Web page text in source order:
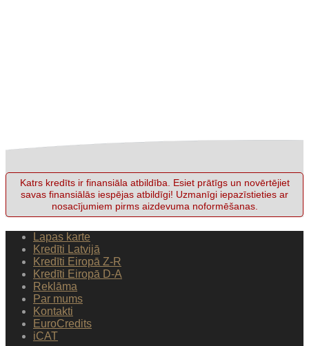
Katrs kredīts ir finansiāla atbildība. Esiet prātīgs un novērtējiet
savas finansiālās iespējas atbildīgi! Uzmanīgi iepazīstieties ar
nosacījumiem pirms aizdevuma noformēšanas.
Lapas karte
Kredīti Latvijā
Kredīti Eiropā Z-R
Kredīti Eiropā D-A
Reklāma
Par mums
Kontakti
EuroCredits
iCAT